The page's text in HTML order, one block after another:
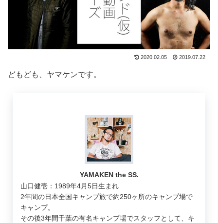
2020.02.05 2019.07.22
どもども、ヤマケンです。
YAMAKEN the SS.
山口健壱：1989年4月5日生まれ
2年間の日本全国キャンプ旅で約250ヶ所のキャンプ場で
キャンプ。
その後3年間千葉の有名キャンプ場でスタッフとして、キ